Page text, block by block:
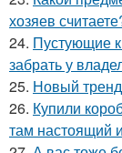
хозяев
24. Пустующие
забрать у
25. Новый
26. Купили
там настоящий